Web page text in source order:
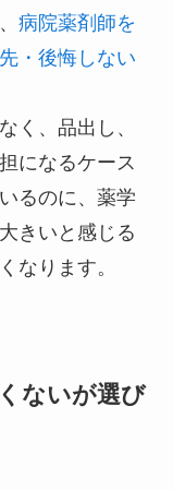
病院薬剤師を
・後悔しない
く、品出し、
になるケース
るのに、薬学
きいと感じる
なります。
ないが選び